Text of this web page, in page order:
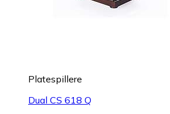
Platespillere
Dual CS 618 Q